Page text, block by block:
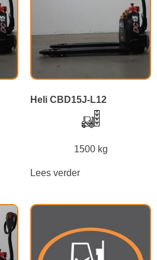
Heli CBD15J-L12
1500 kg
Lees verder